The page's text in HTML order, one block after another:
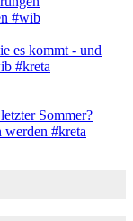
#wib
es kommt - und
#kreta
Sommer?
#kreta